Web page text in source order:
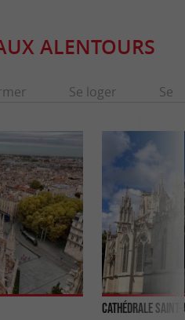
ALENTOURS
Se loger Se
Cathédrale